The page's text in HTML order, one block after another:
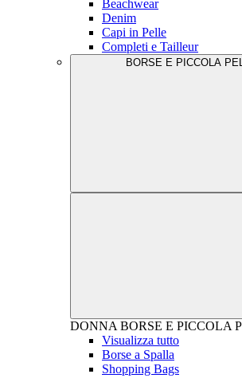
Beachwear
Denim
Capi in Pelle
Completi e Tailleur
BORSE E PICCOLA
DONNA BORSE E PICCOLA
Visualizza tutto
Borse a Spalla
Shopping Bags